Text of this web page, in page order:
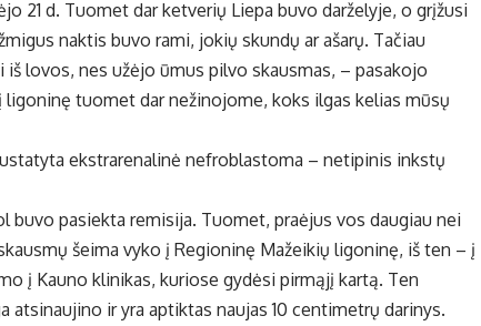
21 d. Tuomet dar ketverių Liepa buvo darželyje, o grįžusi
naktis buvo rami, jokių skundų ar ašarų. Tačiau
lovos, nes užėjo ūmus pilvo skausmas, – pasakojo
ligoninę tuomet dar nežinojome, koks ilgas kelias mūsų
ekstrarenalinė nefroblastoma – netipinis inkstų
buvo pasiekta remisija. Tuomet, praėjus vos daugiau nei
šeima vyko į Regioninę Mažeikių ligoninę, iš ten – į
į Kauno klinikas, kuriose gydėsi pirmąjį kartą. Ten
ir yra aptiktas naujas 10 centimetrų darinys.